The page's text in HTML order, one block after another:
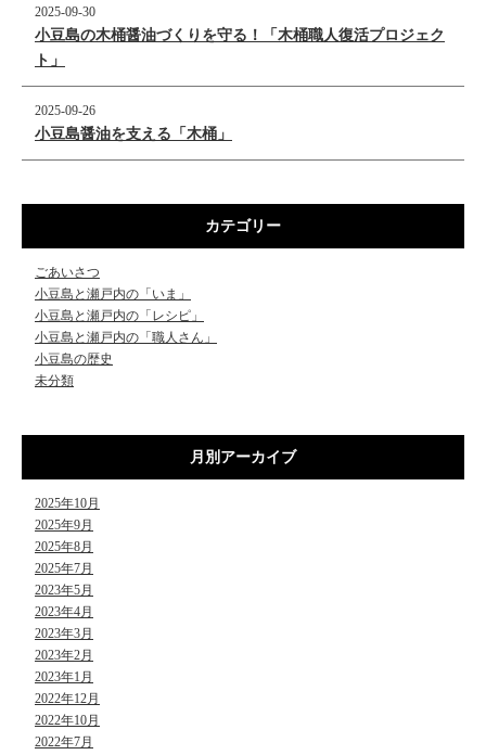
2025-09-30
小豆島の木桶醤油づくりを守る！「木桶職人復活プロジェク
ト」
2025-09-26
小豆島醤油を支える「木桶」
カテゴリー
ごあいさつ
小豆島と瀬戸内の「いま」
小豆島と瀬戸内の「レシピ」
小豆島と瀬戸内の「職人さん」
小豆島の歴史
未分類
月別アーカイブ
2025年10月
2025年9月
2025年8月
2025年7月
2023年5月
2023年4月
2023年3月
2023年2月
2023年1月
2022年12月
2022年10月
2022年7月